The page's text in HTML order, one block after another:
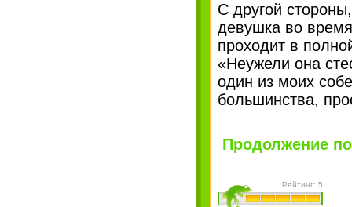
С другой
девушка во
проходит в
«Неужели она
один из моих
большинства,
Продолжение
Рейтинг: 5